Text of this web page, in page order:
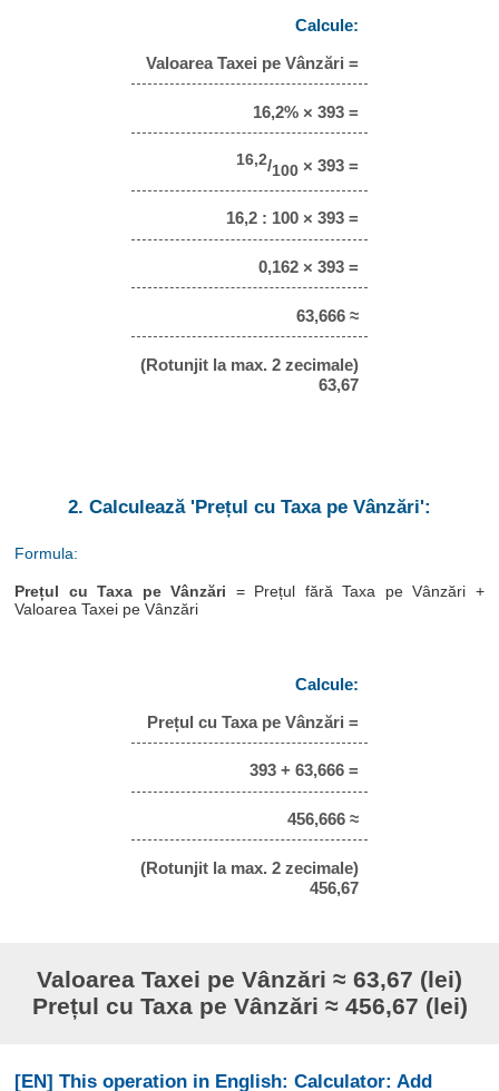
Calcule:
Valoarea Taxei pe Vânzări =
16,2% × 393 =
16,2/100 × 393 =
16,2 : 100 × 393 =
0,162 × 393 =
63,666 ≈
(Rotunjit la max. 2 zecimale)
63,67
2. Calculează 'Prețul cu Taxa pe Vânzări':
Formula:
Prețul cu Taxa pe Vânzări = Prețul fără Taxa pe Vânzări +
Valoarea Taxei pe Vânzări
Calcule:
Prețul cu Taxa pe Vânzări =
393 + 63,666 =
456,666 ≈
(Rotunjit la max. 2 zecimale)
456,67
Valoarea Taxei pe Vânzări ≈ 63,67 (lei)
Prețul cu Taxa pe Vânzări ≈ 456,67 (lei)
[EN] This operation in English: Calculator: Add